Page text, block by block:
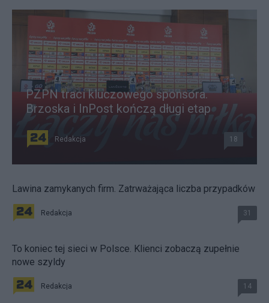
PZPN traci kluczowego sponsora.
Brzoska i InPost kończą długi etap
Redakcja 18
Lawina zamykanych firm. Zatrważająca liczba przypadków
Redakcja 31
To koniec tej sieci w Polsce. Klienci zobaczą zupełnie
nowe szyldy
Redakcja 14